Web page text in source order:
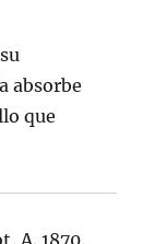
absorbe
que
A. 1870.